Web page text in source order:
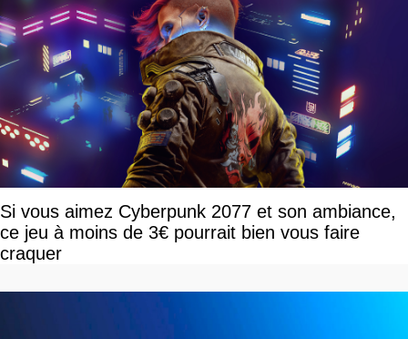
Si vous aimez Cyberpunk 2077 et son ambiance,
ce jeu à moins de 3€ pourrait bien vous faire
craquer